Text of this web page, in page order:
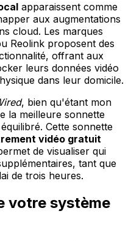
apparaissent comme
aux augmentations
cloud. Les marques
Reolink proposent des
offrant aux
leurs données vidéo
dans leur domicile.
, bien qu'étant mon
la meilleure sonnette
Cette sonnette
vidéo gratuit
de visualiser qui
tant que
de trois heures.
votre système